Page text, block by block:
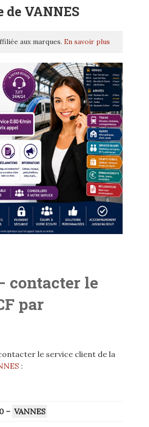
de VANNES
aux marques. En savoir plus
contacter le
par
le service client de la
:
– VANNES